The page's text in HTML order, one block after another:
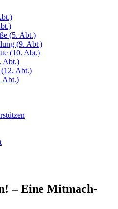
(5. Abt.)
(9. Abt.)
(10. Abt.)
Abt.)
(12. Abt.)
Abt.)
– Eine Mitmach-